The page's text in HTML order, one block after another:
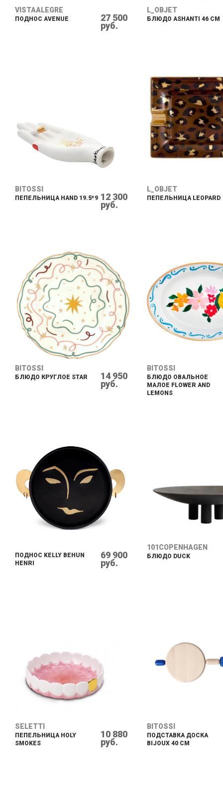
VISTAALEGRE
ПОДНОС AVENUE 27 500
руб.
L_OBJET
БЛЮДО ASHANTI 46 СМ
BITOSSI
ПЕПЕЛЬНИЦА HAND 19.5*9 12 300
руб.
L_OBJET
ПЕПЕЛЬНИЦА LEOPARD
BITOSSI
БЛЮДО КРУГЛОЕ STAR 14 950
руб.
BITOSSI
БЛЮДО ОВАЛЬНОЕ
МАЛОЕ FLOWER AND
LEMONS
ПОДНОС KELLY BEHUN
HENRI
69 900
руб.
101COPENHAGEN
БЛЮДО DUCK
SELETTI
ПЕПЕЛЬНИЦА HOLY
SMOKES
10 880
руб.
BITOSSI
ПОДСТАВКА ДОСКА
BIJOUX 40 CM